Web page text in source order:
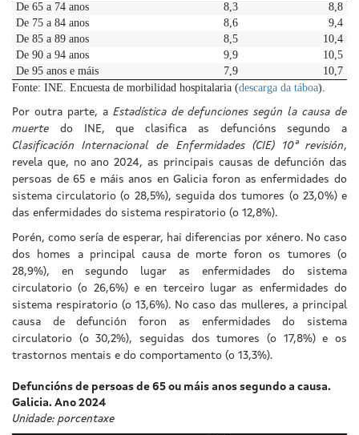
De 65 a 74 anos
8,3
8,8
De 75 a 84 anos
8,6
9,4
De 85 a 89 anos
8,5
10,4
De 90 a 94 anos
9,9
10,5
De 95 anos e máis
7,9
10,7
Fonte: INE. Encuesta de morbilidad hospitalaria (descarga da táboa).
Por outra parte, a Estadística de defunciones según la causa de
muerte do INE, que clasifica as defuncións segundo a
Clasificación Internacional de Enfermidades (CIE) 10ª revisión,
revela que, no ano 2024, as principais causas de defunción das
persoas de 65 e máis anos en Galicia foron as enfermidades do
sistema circulatorio (o 28,5%), seguida dos tumores (o 23,0%) e
das enfermidades do sistema respiratorio (o 12,8%).
Porén, como sería de esperar, hai diferencias por xénero. No caso
dos homes a principal causa de morte foron os tumores (o
28,9%), en segundo lugar as enfermidades do sistema
circulatorio (o 26,6%) e en terceiro lugar as enfermidades do
sistema respiratorio (o 13,6%). No caso das mulleres, a principal
causa de defunción foron as enfermidades do sistema
circulatorio (o 30,2%), seguidas dos tumores (o 17,8%) e os
trastornos mentais e do comportamento (o 13,3%).
Defuncións de persoas de 65 ou máis anos segundo a causa.
Galicia. Ano 2024
Unidade: porcentaxe